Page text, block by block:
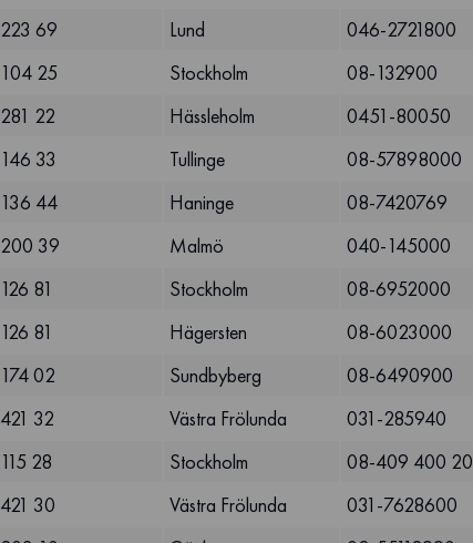
223 69 Lund
046-2721800
104 25 Stockholm
08-132900
281 22 Hässleholm
0451-80050
146 33 Tullinge
08-57898000
136 44 Haninge
08-7420769
200 39 Malmö
040-145000
126 81 Stockholm
08-6952000
126 81 Hägersten
08-6023000
174 02 Sundbyberg
08-6490900
421 32 Västra Frölunda
031-285940
115 28 Stockholm
08-409 400 20
421 30 Västra Frölunda
031-7628600